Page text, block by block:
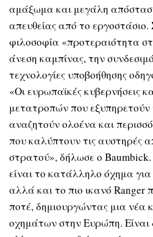
αμάξωμα και μεγάλη
απευθείας από το εργοστάσιο.
φιλοσοφία «προτεραιότητα
άνεση καμπίνας, την
τεχνολογίες υποβοήθησης
«Οι ευρωπαϊκές κυβερνήσεις
μετατροπών που εξυπηρετούν
αναζητούν ολοένα και
που καλύπτουν τις αυστηρές
στρατού», δήλωσε ο
είναι το κατάλληλο όχημα
αλλά και το πιο ικανό Ranger
ποτέ, δημιουργώντας μια νέα
οχημάτων στην Ευρώπη. Είναι